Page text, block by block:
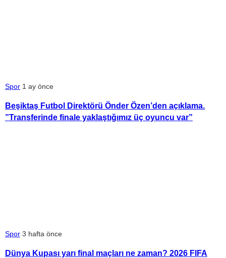
Spor 1 ay önce
Beşiktaş Futbol Direktörü Önder Özen’den açıklama.
”Transferinde finale yaklaştığımız üç oyuncu var”
Spor 3 hafta önce
Dünya Kupası yarı final maçları ne zaman? 2026 FIFA